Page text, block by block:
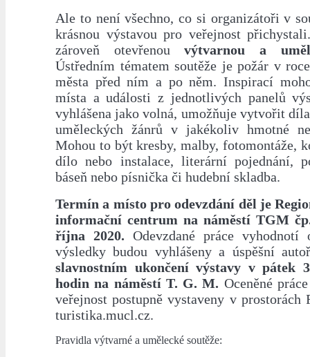
Ale to není všechno, co si organizátoři v
krásnou výstavou pro veřejnost
zároveň otevřenouvýtvarnou a
Ústředním tématem soutěže je požár v
města před ním a po něm. Inspirací
místa a události z jednotlivých panelů
vyhlášena jako volná, umožňuje vytvořit
uměleckých žánrů v jakékoliv hmotné
Mohou to být kresby, malby, fotomontáže,
dílo nebo instalace, literární pojednání,
báseň nebo písnička či hudební skladba.
Termín a místo pro odevzdání děl je
informační centrum na náměstí TGM
října 2020. Odevzdané práce vyhodnotí
výsledky budou vyhlášeny a úspěšní
slavnostním ukončení výstavy v pátek
hodin na náměstí T. G. M. Oceněné
veřejnost postupně vystaveny v prostorách
turistika.mucl.cz.
Pravidla výtvarné a umělecké soutěže: